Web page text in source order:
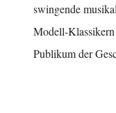
swingende
Modell-
Publikum der